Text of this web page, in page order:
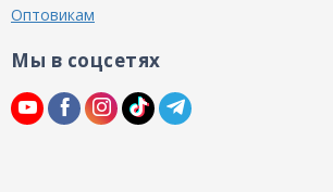
Оптовикам
Мы в соцсетях